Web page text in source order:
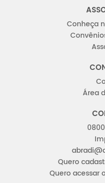
Conheça
Área
Quero
Quero acessar